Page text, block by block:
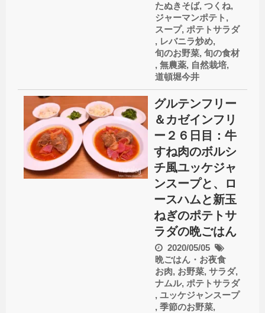
たぬきそば, つくね,
ジャーマンポテト ,
スープ, ポテトサラダ
, レバニラ炒め,
旬のお野菜, 旬の食材
, 無農薬, 自然栽培,
道頓堀今井
グルテンフリー
＆カゼインフリ
ー２６日目：牛
すね肉のボルシ
チ風ユッケジャ
ンスープと、ロ
ースハムと新玉
ねぎのポテトサ
ラダの晩ごはん
2020/05/05
晩ごはん・お夜食
お肉, お野菜, サラダ,
ナムル, ポテトサラダ
, ユッケジャンスープ
, 季節のお野菜,